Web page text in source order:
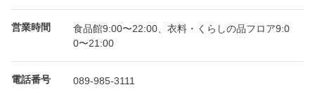
営業時間
食品館9:00〜22:00、衣料・くらしの品フロア9:0
0〜21:00
電話番号 089-985-3111